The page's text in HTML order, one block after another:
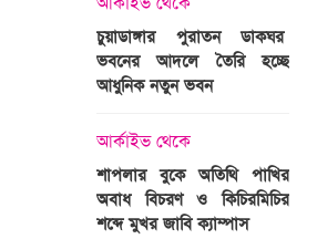
চুয়াডাঙ্গার পুরাতন ডাকঘর
ভবনের আদলে তৈরি হচ্ছে
আধুনিক নতুন ভবন
আর্কাইভ থেকে
শাপলার বুকে অতিথি পাখির
অবাধ বিচরণ ও কিচিরমিচির
শব্দে মুখর জাবি ক্যাম্পাস